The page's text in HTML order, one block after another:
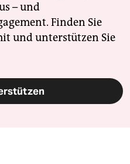
– und
Finden Sie
und unterstützen Sie